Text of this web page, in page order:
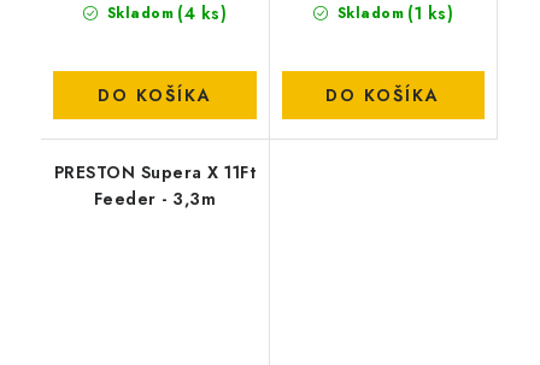
Skladom (4 ks)
DO KOŠÍKA
Skladom (1 ks)
DO KOŠÍKA
PRESTON Supera X 11Ft
Feeder - 3,3m